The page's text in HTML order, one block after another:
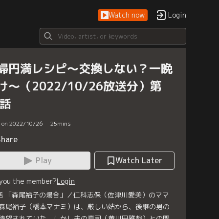
Watch now Login
円満レシピ～交換しない？一晩
～（2022/10/26放送分）第
on 2022/10/26 25mins
Play
Watch Later
the member?Login
「森尾裕子の場合」／仁科志保（佐津川愛美）のママ
尾裕子（橋本マナミ）は、厳しい姑から、後継の男の